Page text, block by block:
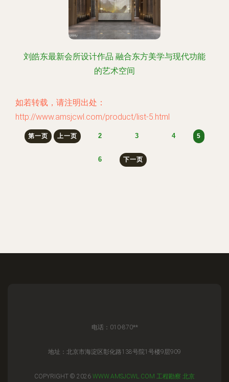
刘皓东最新会所设计作品 融合东方美学与现代功能
的艺术空间
如若转载，请注明出处：
http://www.amsjcwl.com/product/list-5.html
第一页 上一页 2 3 4 5
6 下一页
电话：010-870**
地址：北京市海淀区彰化路138号院1号楼9层909
COPYRIGHT © 2026 WWW.AMSJCWL.COM 工程勘察 北京